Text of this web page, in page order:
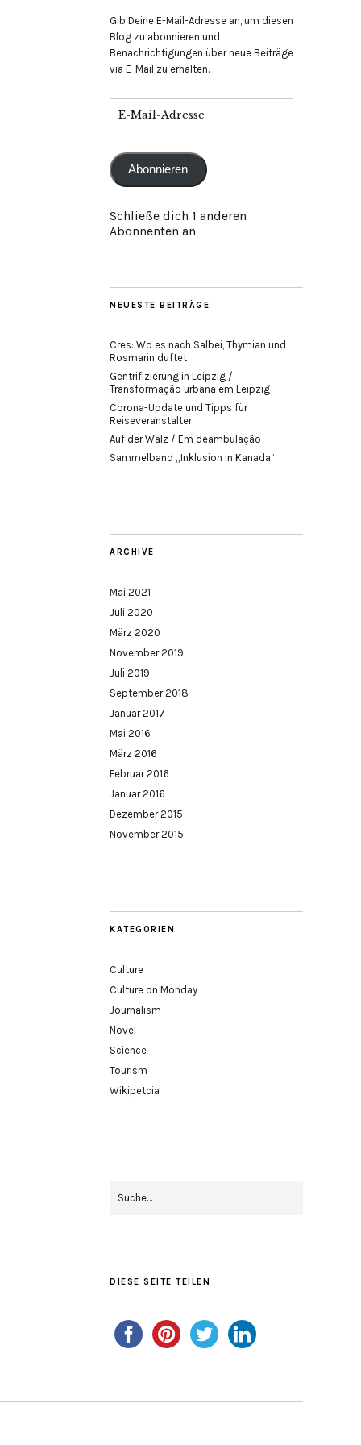
Gib Deine E-Mail-Adresse an, um diesen
Blog zu abonnieren und
Benachrichtigungen über neue Beiträge
via E-Mail zu erhalten.
Mail-
Abonnieren
Schließe dich 1 anderen
Abonnenten an
NEUESTE BEITRÄGE
Cres: Wo es nach Salbei, Thymian und
Rosmarin duftet
Gentrifizierung in Leipzig /
Transformação urbana em Leipzig
Corona-Update und Tipps für
Reiseveranstalter
Auf der Walz / Em deambulação
Sammelband „Inklusion in Kanada“
ARCHIVE
Mai 2021
Juli 2020
März 2020
November 2019
Juli 2019
September 2018
Januar 2017
Mai 2016
März 2016
Februar 2016
Januar 2016
Dezember 2015
November 2015
KATEGORIEN
Culture
Culture on Monday
Journalism
Novel
Science
Tourism
Wikipetcia
DIESE SEITE TEILEN